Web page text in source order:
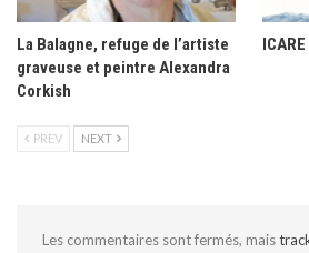
La Balagne, refuge de l’artiste
graveuse et peintre Alexandra
Corkish
PREV NEXT
Les commentaires sont fermés, mais